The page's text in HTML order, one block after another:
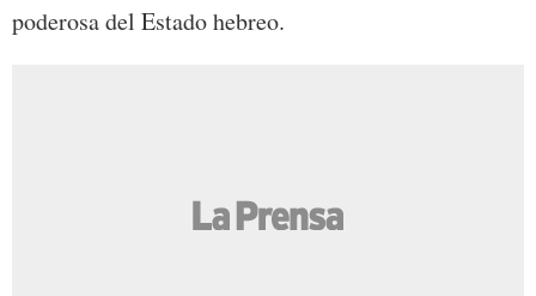
poderosa del Estado hebreo.